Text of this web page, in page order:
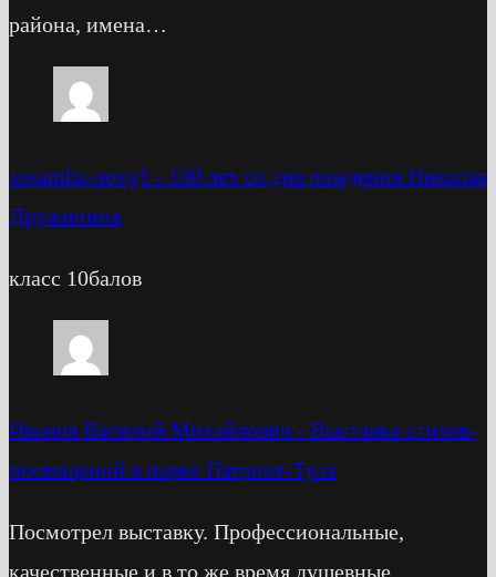
района, имена…
sosamba-novg1 - 100 лет со дня рождения Николая
Дружинина
класс 10балов
Иванов Василий Михайлович - Выставка стихов-
посвящений в парке Патриот-Тула
Посмотрел выставку. Профессиональные,
качественные и в то же время душевные